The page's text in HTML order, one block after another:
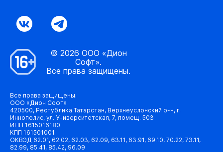
© 2026 ООО «Дион
Софт».
Все права защищены.
Все права защищены.
ООО «Дион Софт»
420500, Республика Татарстан, Верхнеуслонский р-н, г.
Иннополис, ул. Университетская, 7, помещ. 503
ИНН 1615016180
КПП 161501001
ОКВЭД 62.01, 62.02, 62.03, 62.09, 63.11, 63.91, 69.10, 70.22, 73.11,
82.99, 85.41, 85.42, 96.09